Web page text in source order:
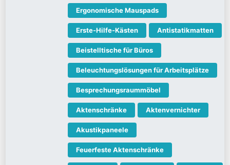
Ergonomische Mauspads
Erste-Hilfe-Kästen Antistatikmatten
Beistelltische für Büros
Beleuchtungslösungen für Arbeitsplätze
Besprechungsraummöbel
Aktenschränke Aktenvernichter
Akustikpaneele
Feuerfeste Aktenschränke